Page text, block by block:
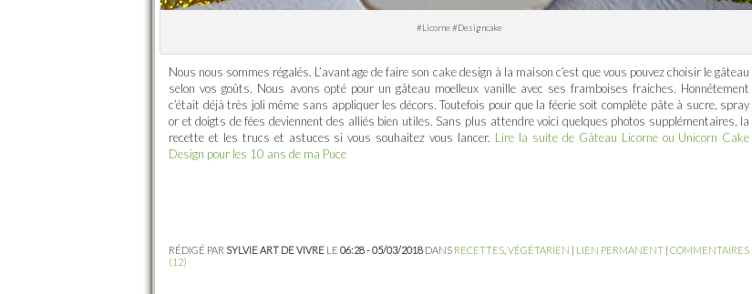
#Licorne #Designcake
Nous nous sommes régalés. L’avantage de faire son cake design à la maison c’est que vous pouvez choisir le gâteau
selon vos goûts. Nous avons opté pour un gâteau moelleux vanille avec ses framboises fraiches. Honnêtement
c’était déjà très joli même sans appliquer les décors. Toutefois pour que la féerie soit complète pâte à sucre, spray
or et doigts de fées deviennent des alliés bien utiles. Sans plus attendre voici quelques photos supplémentaires, la
recette et les trucs et astuces si vous souhaitez vous lancer. Lire la suite de Gâteau Licorne ou Unicorn Cake
Design pour les 10 ans de ma Puce
RÉDIGÉ PAR SYLVIE ART DE VIVRE LE 06:28 - 05/03/2018DANS RECETTES VÉGÉTARIEN | LIEN PERMANENT | COMMENTAIRES
(12)